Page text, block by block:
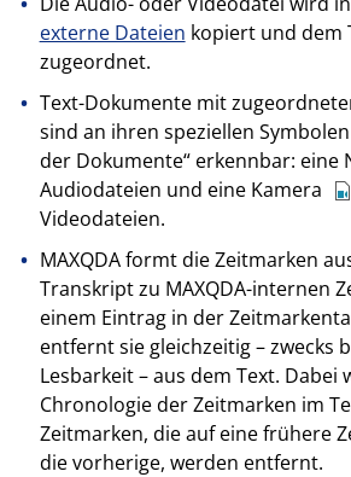
externe Dateien kopiert und dem
zugeordnet.
Text-Dokumente mit
sind an ihren speziellen
der Dokumente“ erkennbar: eine
Audiodateien und eine Kamera
Videodateien.
MAXQDA formt die Zeitmarken
Transkript zu MAXQDA-internen
einem Eintrag in der
entfernt sie gleichzeitig – zwecks
Lesbarkeit – aus dem Text. Dabei
Chronologie der Zeitmarken im
Zeitmarken, die auf eine frühere
die vorherige, werden entfernt.